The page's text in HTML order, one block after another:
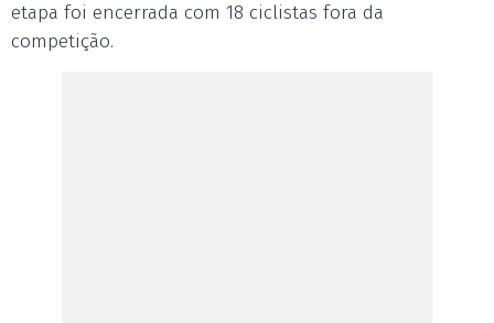
etapa foi encerrada com 18 ciclistas fora da
competição.